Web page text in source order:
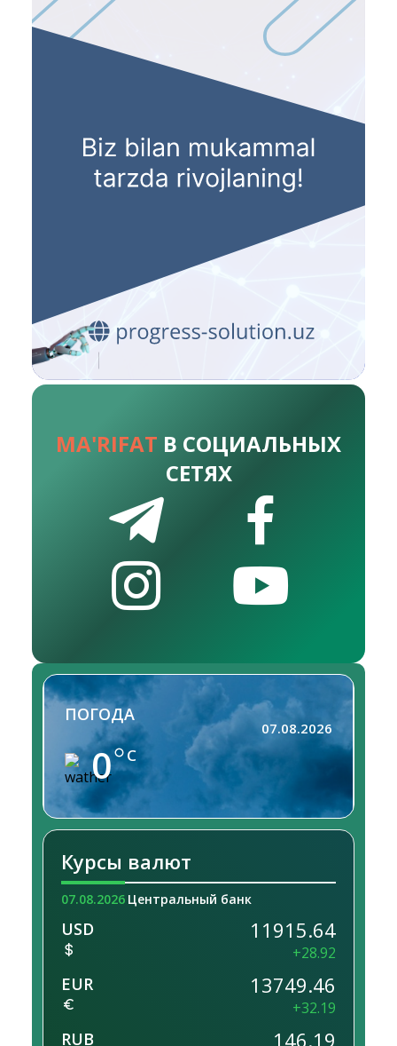
MA'RIFAT В СОЦИАЛЬНЫХ
СЕТЯХ
ПОГОДА
0 C
07.08.2026
Курсы валют
07.08.2026 Центральный банк
USD 11915.64
+28.92
EUR 13749.46
+32.19
RUB 146.19